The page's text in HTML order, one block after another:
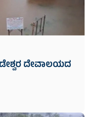
ದೇವಾಲಯದ